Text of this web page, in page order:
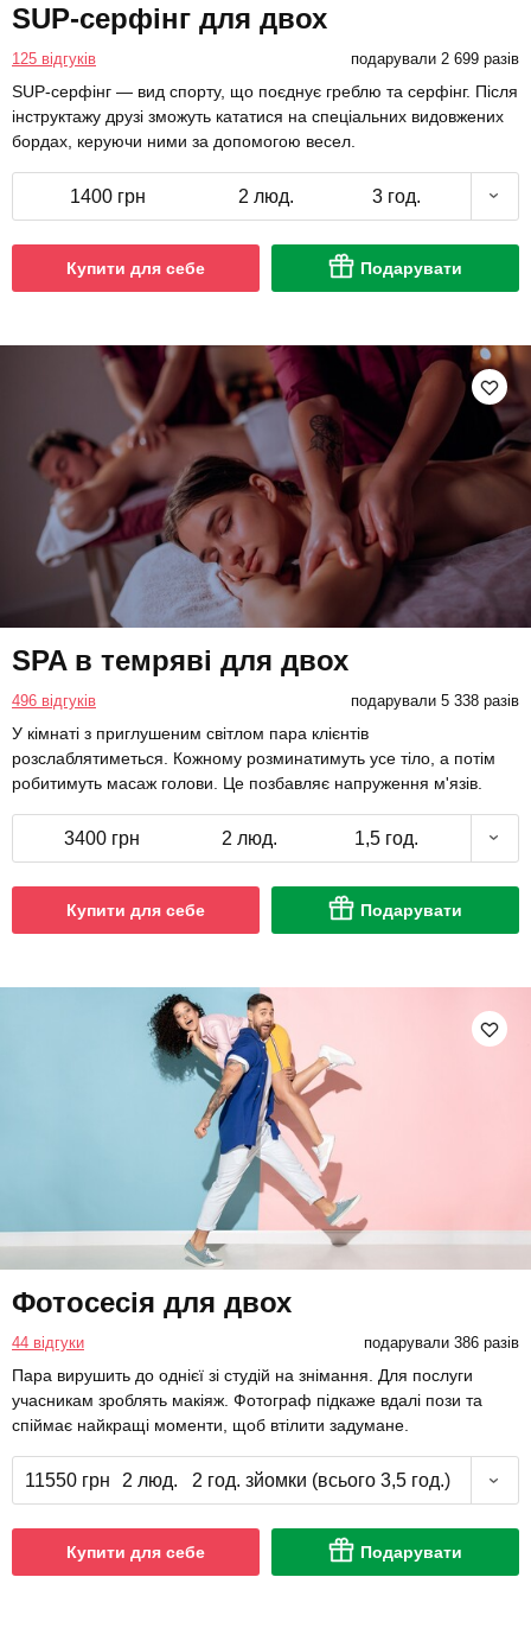
SUP-серфінг для двох
125 відгуків подарували 2 699 разів
SUP-серфінг — вид спорту, що поєднує греблю та серфінг. Після
інструктажу друзі зможуть кататися на спеціальних видовжених
бордах, керуючи ними за допомогою весел.
1400 грн 2 люд. 3 год.
Купити для себе Подарувати
SPA в темряві для двох
496 відгуків подарували 5 338 разів
У кімнаті з приглушеним світлом пара клієнтів
розслаблятиметься. Кожному розминатимуть усе тіло, а потім
робитимуть масаж голови. Це позбавляє напруження м'язів.
3400 грн 2 люд. 1,5 год.
Купити для себе Подарувати
Фотосесія для двох
44 відгуки подарували 386 разів
Пара вирушить до однієї зі студій на знімання. Для послуги
учасникам зроблять макіяж. Фотограф підкаже вдалі пози та
спіймає найкращі моменти, щоб втілити задумане.
11550 грн 2 люд. 2 год. зйомки (всього 3,5 год.)
Купити для себе Подарувати